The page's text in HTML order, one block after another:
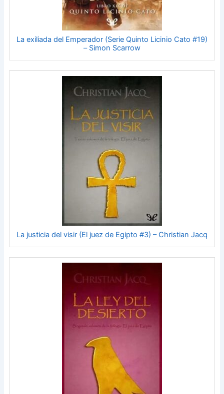
La exiliada del Emperador (Serie Quinto Licinio Cato #19)
– Simon Scarrow
La justicia del visir (El juez de Egipto #3) – Christian Jacq